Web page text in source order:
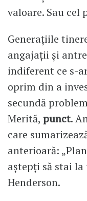
valoare. Sau cel
Generațiile
angajații și
indiferent ce s-
oprim din a
secundă
Merită, punct.
care
anterioară:
aștepți să stai
Henderson.